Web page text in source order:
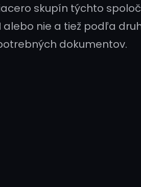
skupín týchto
alebo nie a tiež podľa
dokumentov.